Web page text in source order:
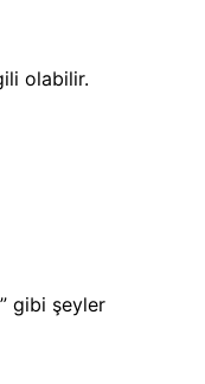
olabilir.
gibi şeyler